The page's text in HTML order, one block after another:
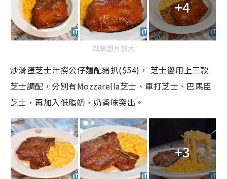
+4
點擊圖片放大
炒滑蛋芝士汁撈公仔麵配豬扒($54)， 芝士醬用上三款
芝士調配，分別有Mozzarella芝士、車打芝士、巴馬臣
芝士，再加入低脂奶，奶香味突出。
+3